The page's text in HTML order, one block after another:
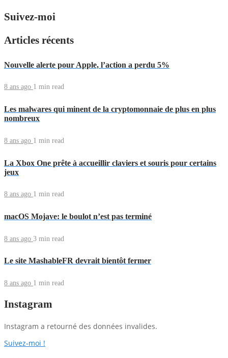
Suivez-moi
Articles récents
Nouvelle alerte pour Apple, l’action a perdu 5%
8 ans ago 1 min read
Les malwares qui minent de la cryptomonnaie de plus en plus
nombreux
8 ans ago 1 min read
La Xbox One prête à accueillir claviers et souris pour certains
jeux
8 ans ago 1 min read
macOS Mojave: le boulot n’est pas terminé
8 ans ago 3 min read
Le site MashableFR devrait bientôt fermer
8 ans ago 1 min read
Instagram
Instagram a retourné des données invalides.
Suivez-moi !